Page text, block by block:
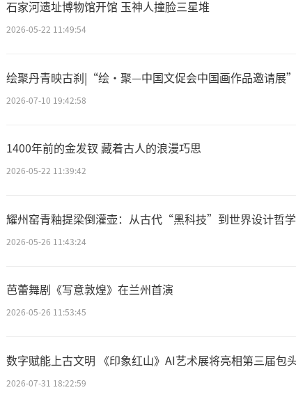
和传播交流重视程度不
办馆”理念不断普及深
的地位和作用日益突出，
教育、传播交流等功能
馆藏文物得到展览展示，
得以在社会公众中普及和
很多博物馆都拥有丰
部分文物都得不到充分
塔之巅：古埃及文明
件，以至于有网友调侃“
石家河遗址博物馆开馆 玉神人撞脸三星堆
2026-05-22 11:49:54
绘聚丹青映古刹|“绘·聚—中国文促会中国画作品邀请展
2026-07-10 19:42:58
1400年前的金发钗 藏着古人的浪漫巧思
2026-05-22 11:39:42
耀州窑青釉提梁倒灌壶：从古代“黑科技”到世界设计哲
2026-05-26 11:43:24
芭蕾舞剧《写意敦煌》在兰州首演
2026-05-26 11:53:45
数字赋能上古文明 《印象红山》AI艺术展将亮相第三届包
2026-07-31 18:22:59